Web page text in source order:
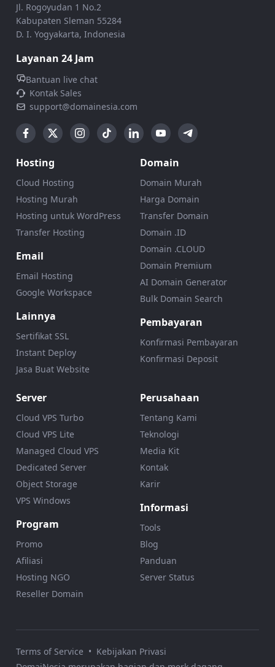
Jl. Rogoyudan 1 No.2
Kabupaten Sleman 55284
D. I. Yogyakarta, Indonesia
Layanan 24 Jam
Bantuan live chat
Kontak Sales
support@domainesia.com
Hosting
Cloud Hosting
Hosting Murah
Hosting untuk WordPress
Transfer Hosting
Email
Email Hosting
Google Workspace
Lainnya
Sertifikat SSL
Instant Deploy
Jasa Buat Website
Domain
Domain Murah
Harga Domain
Transfer Domain
Domain .ID
Domain .CLOUD
Domain Premium
AI Domain Generator
Bulk Domain Search
Pembayaran
Konfirmasi Pembayaran
Konfirmasi Deposit
Server
Cloud VPS Turbo
Cloud VPS Lite
Managed Cloud VPS
Dedicated Server
Object Storage
VPS Windows
Program
Promo
Afiliasi
Hosting NGO
Reseller Domain
Perusahaan
Tentang Kami
Teknologi
Media Kit
Kontak
Karir
Informasi
Tools
Blog
Panduan
Server Status
Terms of Service • Kebijakan Privasi